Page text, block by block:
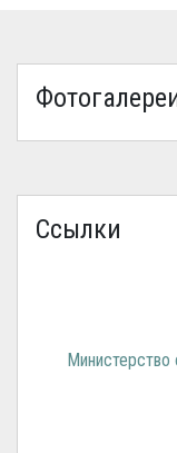
Ссылки
Министерство